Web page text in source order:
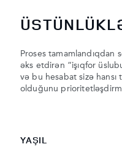
Proses tamamlandıqdan
əks etdirən “işıqfor
və bu hesabat sizə
olduğunu
YAŞIL